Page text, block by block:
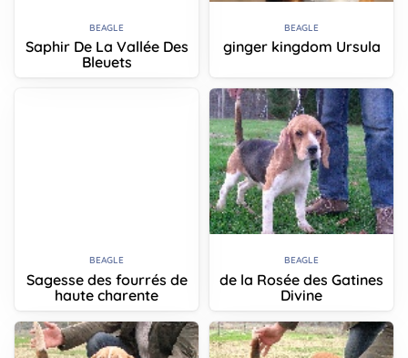
BEAGLE
Saphir De La Vallée Des
Bleuets
BEAGLE
ginger kingdom Ursula
BEAGLE
Sagesse des fourrés de
haute charente
BEAGLE
de la Rosée des Gatines
Divine